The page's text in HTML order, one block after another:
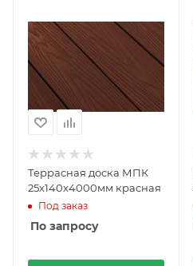
Террасная доска МПК
25х140х4000мм красная
Под заказ
По запросу